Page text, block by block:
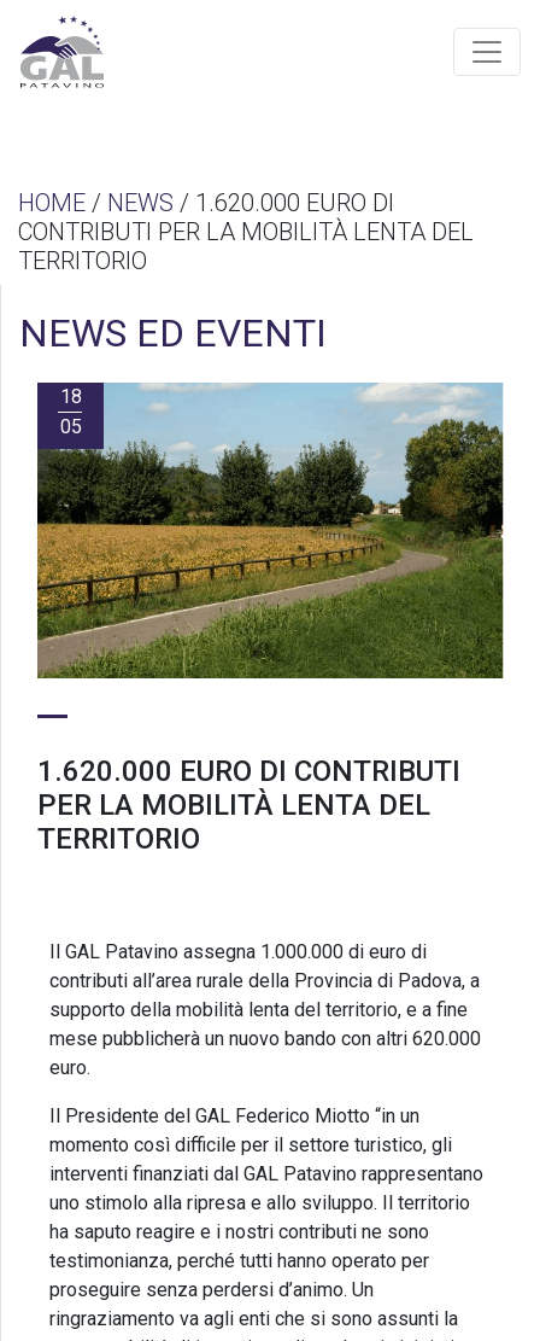
HOME / NEWS / 1.620.000 EURO DI
CONTRIBUTI PER LA MOBILITÀ LENTA DEL
TERRITORIO
NEWS ED EVENTI
18
05
1.620.000 EURO DI CONTRIBUTI
PER LA MOBILITÀ LENTA DEL
TERRITORIO
Il GAL Patavino assegna 1.000.000 di euro di
contributi all’area rurale della Provincia di Padova, a
supporto della mobilità lenta del territorio, e a fine
mese pubblicherà un nuovo bando con altri 620.000
euro.
Il Presidente del GAL Federico Miotto “in un
momento così difficile per il settore turistico, gli
interventi finanziati dal GAL Patavino rappresentano
uno stimolo alla ripresa e allo sviluppo. Il territorio
ha saputo reagire e i nostri contributi ne sono
testimonianza, perché tutti hanno operato per
proseguire senza perdersi d’animo. Un
ringraziamento va agli enti che si sono assunti la